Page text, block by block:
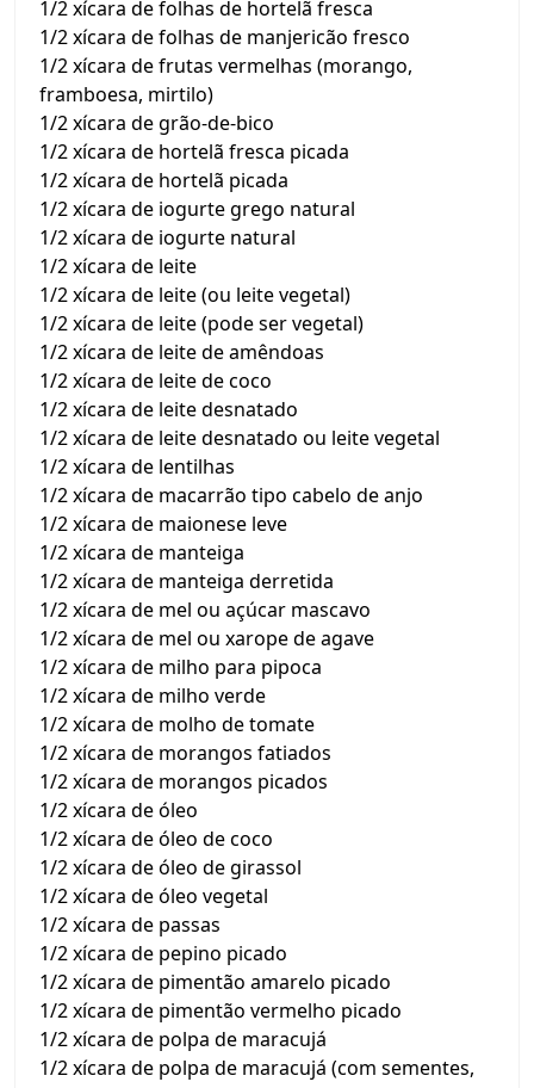
1/2 xícara de folhas de hortelã fresca
1/2 xícara de folhas de manjericão fresco
1/2 xícara de frutas vermelhas (morango,
framboesa, mirtilo)
1/2 xícara de grão-de-bico
1/2 xícara de hortelã fresca picada
1/2 xícara de hortelã picada
1/2 xícara de iogurte grego natural
1/2 xícara de iogurte natural
1/2 xícara de leite
1/2 xícara de leite (ou leite vegetal)
1/2 xícara de leite (pode ser vegetal)
1/2 xícara de leite de amêndoas
1/2 xícara de leite de coco
1/2 xícara de leite desnatado
1/2 xícara de leite desnatado ou leite vegetal
1/2 xícara de lentilhas
1/2 xícara de macarrão tipo cabelo de anjo
1/2 xícara de maionese leve
1/2 xícara de manteiga
1/2 xícara de manteiga derretida
1/2 xícara de mel ou açúcar mascavo
1/2 xícara de mel ou xarope de agave
1/2 xícara de milho para pipoca
1/2 xícara de milho verde
1/2 xícara de molho de tomate
1/2 xícara de morangos fatiados
1/2 xícara de morangos picados
1/2 xícara de óleo
1/2 xícara de óleo de coco
1/2 xícara de óleo de girassol
1/2 xícara de óleo vegetal
1/2 xícara de passas
1/2 xícara de pepino picado
1/2 xícara de pimentão amarelo picado
1/2 xícara de pimentão vermelho picado
1/2 xícara de polpa de maracujá
1/2 xícara de polpa de maracujá (com sementes,